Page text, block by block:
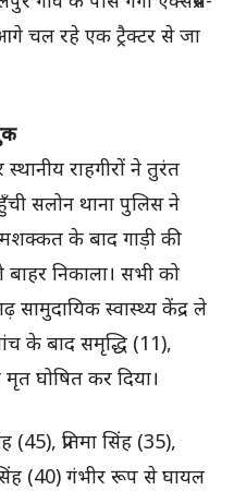
चल रहे एक ट्रैक्टर से जा
राहगीरों ने तुरंत
सलोन थाना पुलिस ने
के बाद गाड़ी की
निकाला। सभी को
सामुदायिक स्वास्थ्य केंद्र ले
के बाद समृद्धि (11),
घोषित कर दिया।
प्रतिमा सिंह (35),
(40) गंभीर रूप से घायल